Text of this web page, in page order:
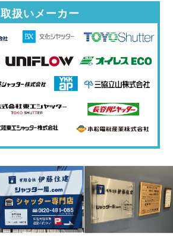
取扱いメーカー